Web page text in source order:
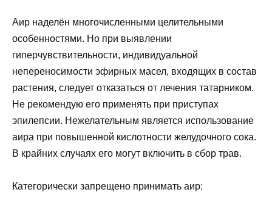
Аир наделён многочисленными целительными
особенностями. Но при выявлении
гиперчувствительности, индивидуальной
непереносимости эфирных масел, входящих в состав
растения, следует отказаться от лечения татарником.
Не рекомендую его применять при приступах
эпилепсии. Нежелательным является использование
аира при повышенной кислотности желудочного сока.
В крайних случаях его могут включить в сбор трав.
Категорически запрещено принимать аир: